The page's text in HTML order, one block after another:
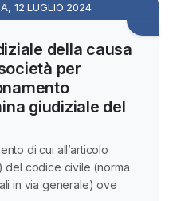
12 LUGLIO 2024
della causa
per
giudiziale del
di cui all’articolo
del codice civile (norma
in via generale) ove